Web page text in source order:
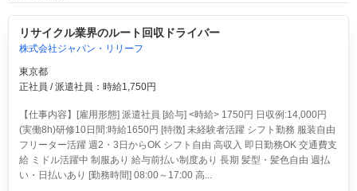
リサイクル業界のルート回収ドライバー
株式会社ジャパン・リリーフ
東京都
正社員 / 派遣社員：時給1,750円
【仕事内容】[雇用形態] 派遣社員 [給与] <時給> 1750円 日収例:14,000円
(実働8h)研修10日間:時給1650円 [特徴] 未経験者活躍 シフト勤務 服装自由
フリーター活躍 週2・3日からOK シフト自由 高収入 即日勤務OK 交通費支
給 ミドル活躍中 制服あり 給与前払い制度あり 長期 髪型・髪色自由 週払
い・日払いあり [勤務時間] 08:00～17:00 高...